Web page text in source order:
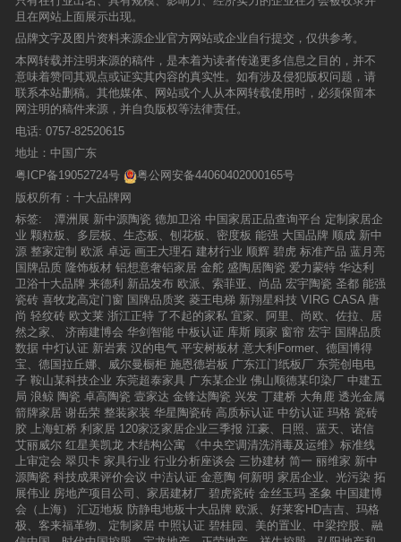
且在网站上面展示出现。
品牌文字及图片资料来源企业官方网站或企业自行提交，仅供参考。
本网转载并注明来源的稿件，是本着为读者传递更多信息之目的，并不
意味着赞同其观点或证实其内容的真实性。如有涉及侵犯版权问题，请
联系本站删稿。其他媒体、网站或个人从本网转载使用时，必须保留本
网注明的稿件来源，并自负版权等法律责任。
电话: 0757-82520615
地址：中国广东
粤ICP备19052724号
粤公网安备44060402000165号
版权所有：十大品牌网
标签:
潭洲展 新中源陶瓷 德加卫浴 中国家居正品查询平台 定制家居企
业 颗粒板、多层板、生态板、刨花板、密度板 能强 大国品牌 顺成 新中
源 整家定制 欧派 卓远 画王大理石 建材行业 顺辉 碧虎 标准产品 蓝月亮
国牌品质 隆饰板材 铝想意奢铝家居 金舵 盛陶居陶瓷 爱力蒙特 华达利
卫浴十大品牌 来德利 新品发布 欧派、索菲亚、尚品 宏宇陶瓷 圣都 能强
瓷砖 喜牧龙高定门窗 国牌品质奖 菱王电梯 新翔星科技 VIRG CASA 唐
尚 轻纹砖 欧文莱 浙江正特 了不起的家私 宜家、阿里、尚欧、佐拉、居
然之家、
济南建博会 华剑智能 中板认证 库斯 顾家 窗帘 宏宇 国牌品质
数据 中灯认证 新岩素 汉的电气 平安树板材 意大利Former、德国博得
宝、德国拉丘娜、威尔曼橱柜 施恩德岩板 广东江门纸板厂 东莞创电电
子 鞍山某科技企业 东莞超泰家具 广东某企业 佛山顺德某印染厂 中建五
局 浪鲸 陶瓷 卓高陶瓷 壹家达 金锋达陶瓷 兴发 丁建桥 大角鹿 透光金属
箭牌家居 谢岳荣 整装家装 华星陶瓷砖 高质标认证 中纺认证 玛格 瓷砖
胶 上海虹桥 利家居 120家泛家居企业三季报 江豪、日照、蓝天、诺信
艾丽威尔 红星美凯龙 木结构公寓
《中央空调清洗消毒及运维》标准线
上审定会 翠贝卡 家具行业 行业分析座谈会 三协建材 简一 丽维家 新中
源陶瓷 科技成果评价会议 中洁认证 金意陶 何新明 家居企业、光污染 拓
展伟业 房地产项目公司、家居建材厂 碧虎瓷砖 金丝玉玛 圣象 中国建博
会（上海）
汇迈地板 防静电地板十大品牌 欧派、好莱客HD吉吉、玛格
极、客来福革物、定制家居 中照认证 碧桂园、美的置业、中梁控股、融